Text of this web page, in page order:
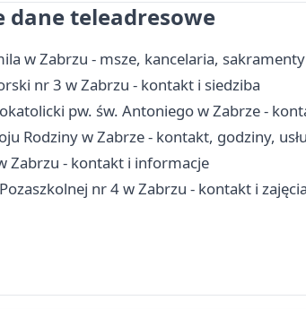
dane teleadresowe
w Zabrzu - msze, kancelaria, sakramenty
nr 3 w Zabrzu - kontakt i siedziba
pw. św. Antoniego w Zabrze -
Rodziny w Zabrze - kontakt, godziny,
Zabrzu - kontakt i informacje
nr 4 w Zabrzu - kontakt i zajęcia